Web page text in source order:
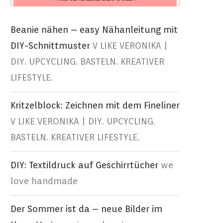
Beanie nähen – easy Nähanleitung mit
DIY-Schnittmuster V LIKE VERONIKA |
DIY. UPCYCLING. BASTELN. KREATIVER
LIFESTYLE.
Kritzelblock: Zeichnen mit dem Fineliner
V LIKE VERONIKA | DIY. UPCYCLING.
BASTELN. KREATIVER LIFESTYLE.
DIY: Textildruck auf Geschirrtücher we
love handmade
Der Sommer ist da – neue Bilder im